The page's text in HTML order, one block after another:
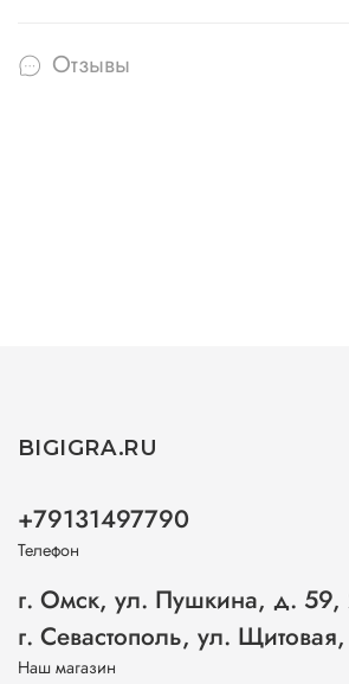
Отзывы
BIGIGRA.RU
+79131497790
Телефон
г. Омск, ул. Пушкина, д. 59,
г. Севастополь, ул.
Наш магазин